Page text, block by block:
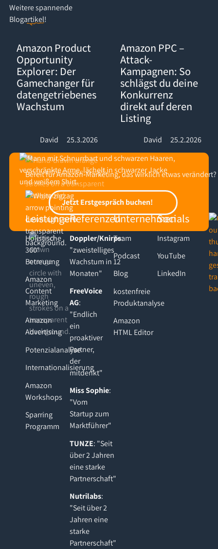
Weiterespannende
Blogartikel!
Amazon Product
Opportunity
Explorer: Der
Gamechanger für
datengetriebenes
Wachstum
David 25.3.2026
Amazon PPC –
Attack-
Kampagnen: So
schlägst du deine
Konkurrenz
direkt auf deren
Listing
David 25.2.2026
Bereit für Amazon-Marketing, das wirklich etwas verändert?
Jetzt Erstgespräch buchen!
Jetzt Erstgespräch buchen!
Leistungen
Holistische
360°
Betreuung
Amazon
Content
Marketing
Amazon
Advertising
Potenzialanalyse
Internationalisierung
Amazon
Workshops
Sparring
Programm
Referenzen
Doppler/Knirps:
"zweistelliges
Wachstum in 12
Monaten"
FreeVoice
AG:
"Endlich
ein
proaktiver
Partner,
der
mitdenkt"
Miss Sophie:
"Vom
Startup zum
Marktführer"
TUNZE: "Seit
über 2 Jahren
eine starke
Partnerschaft"
Nutrilabs:
"Seit über 2
Jahren eine
starke
Partnerschaft"
Unternehmen
Team
Podcast
Blog
kostenfreie
Produktanalyse
Amazon
HTML Editor
Socials
Instagram
YouTube
LinkedIn